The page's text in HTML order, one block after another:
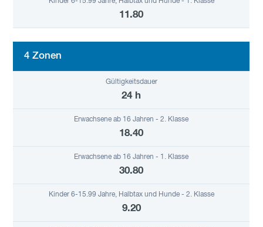
11.80
4 Zonen
24 h
18.40
30.80
9.20